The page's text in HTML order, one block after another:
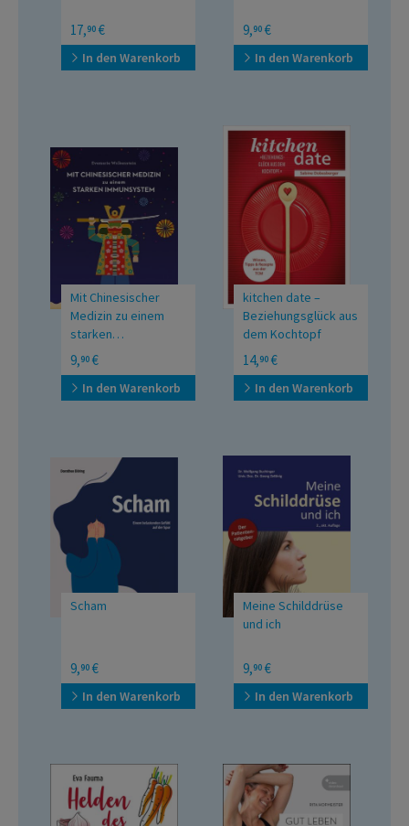
Wie das Miteinander
trotzdem gelingen kann
17,90 €
In den Warenkorb
Himmel und Erde
verbinden
9,90 €
In den Warenkorb
Mit Chinesischer
Medizin zu einem
starken
Immunsystem
9,90 €
In den Warenkorb
kitchen date –
Beziehungsglück aus
dem Kochtopf
Wissen, Tipps & Rezepte
aus der TCM
14,90 €
In den Warenkorb
Scham
Einem belastenden
Gefühl auf der Spur
9,90 €
In den Warenkorb
Meine Schilddrüse
und ich
Der Ratgeber für ein
gutes Miteinander
9,90 €
In den Warenkorb